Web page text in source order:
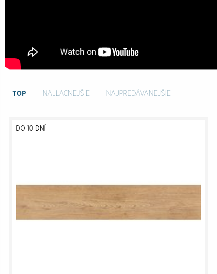
TOP NAJLACNEJŠIE NAJPREDÁVANEJŠIE
DO 10 DNÍ